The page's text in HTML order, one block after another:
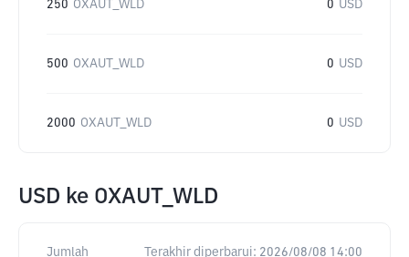
250 OXAUT_WLD 0 USD
500 OXAUT_WLD 0 USD
2000 OXAUT_WLD 0 USD
USD ke OXAUT_WLD
Jumlah Terakhir diperbarui: 2026/08/08 14:00